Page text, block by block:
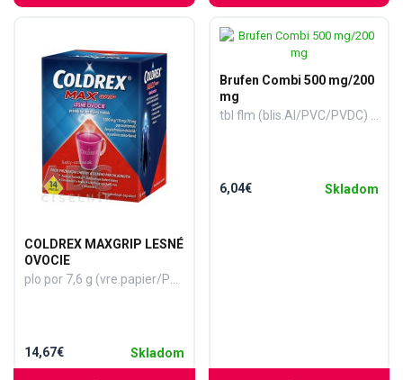
COLDREX MAXGRIP LESNÉ
OVOCIE
14,67€ Skladom
Brufen Combi 500 mg/200
mg
6,04€ Skladom